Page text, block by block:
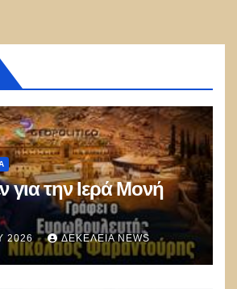
για την Ιερά Μονή
2026 ΔΕΚΈΛΕΙΑ NEWS